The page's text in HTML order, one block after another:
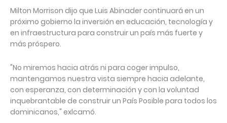
Milton Morrison dijo que Luis Abinader continuará en un
próximo gobierno la inversión en educación, tecnología y
en infraestructura para construir un país más fuerte y
más próspero.
"No miremos hacia atrás ni para coger impulso,
mantengamos nuestra vista siempre hacia adelante,
con esperanza, con determinación y con la voluntad
inquebrantable de construir un País Posible para todos los
dominicanos," exlcamó.